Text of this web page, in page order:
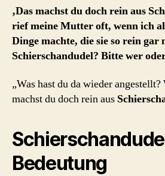
‚Das machst du doch rein aus
rief meine Mutter oft, wenn ich
Dinge machte, die sie so rein gar
Schierschandudel? Bitte wer
„Was hast du da wieder angestellt?
machst du doch rein aus
Bedeutung